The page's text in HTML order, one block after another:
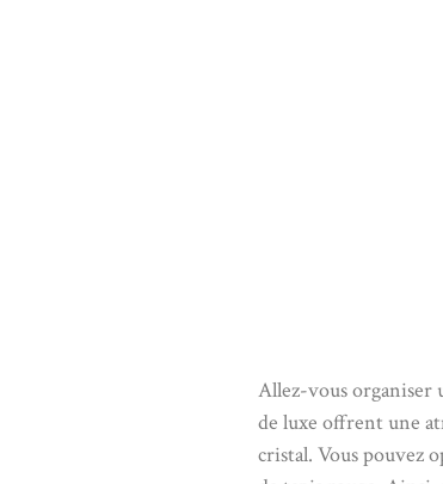
Allez-vous organiser
de luxe offrent une
cristal. Vous pouvez